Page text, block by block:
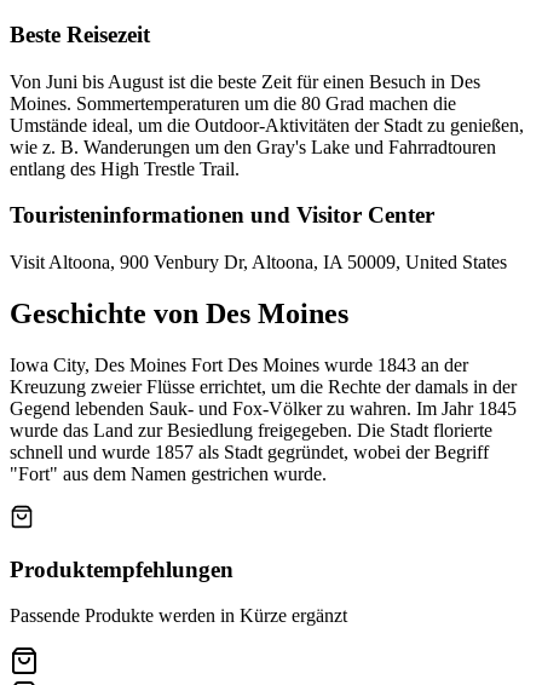
Beste Reisezeit
Von Juni bis August ist die beste Zeit für einen Besuch in Des
Moines. Sommertemperaturen um die 80 Grad machen die
Umstände ideal, um die Outdoor-Aktivitäten der Stadt zu genießen,
wie z. B. Wanderungen um den Gray's Lake und Fahrradtouren
entlang des High Trestle Trail.
Touristeninformationen und Visitor Center
Visit Altoona, 900 Venbury Dr, Altoona, IA 50009, United States
Geschichte von Des Moines
Iowa City, Des Moines Fort Des Moines wurde 1843 an der
Kreuzung zweier Flüsse errichtet, um die Rechte der damals in der
Gegend lebenden Sauk- und Fox-Völker zu wahren. Im Jahr 1845
wurde das Land zur Besiedlung freigegeben. Die Stadt florierte
schnell und wurde 1857 als Stadt gegründet, wobei der Begriff
"Fort" aus dem Namen gestrichen wurde.
Produktempfehlungen
Passende Produkte werden in Kürze ergänzt